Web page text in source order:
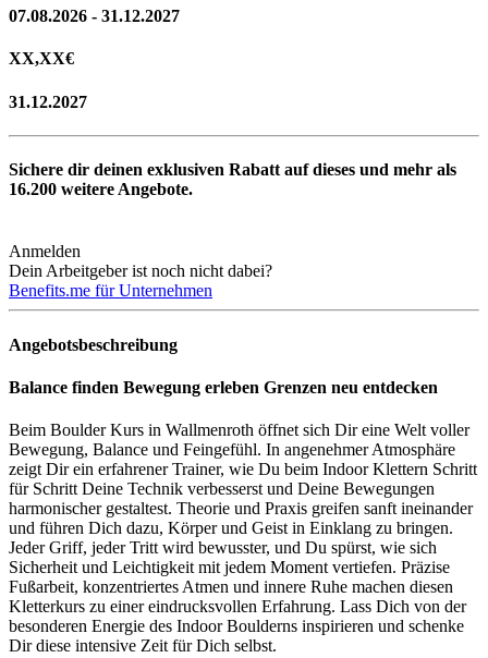
07.08.2026 - 31.12.2027
XX,XX€
31.12.2027
Sichere dir deinen exklusiven Rabatt auf dieses und mehr als
16.200 weitere Angebote.
Anmelden
Dein Arbeitgeber ist noch nicht dabei?
Benefits.me für Unternehmen
Angebotsbeschreibung
Balance finden Bewegung erleben Grenzen neu entdecken
Beim Boulder Kurs in Wallmenroth öffnet sich Dir eine Welt voller
Bewegung, Balance und Feingefühl. In angenehmer Atmosphäre
zeigt Dir ein erfahrener Trainer, wie Du beim Indoor Klettern Schritt
für Schritt Deine Technik verbesserst und Deine Bewegungen
harmonischer gestaltest. Theorie und Praxis greifen sanft ineinander
und führen Dich dazu, Körper und Geist in Einklang zu bringen.
Jeder Griff, jeder Tritt wird bewusster, und Du spürst, wie sich
Sicherheit und Leichtigkeit mit jedem Moment vertiefen. Präzise
Fußarbeit, konzentriertes Atmen und innere Ruhe machen diesen
Kletterkurs zu einer eindrucksvollen Erfahrung. Lass Dich von der
besonderen Energie des Indoor Boulderns inspirieren und schenke
Dir diese intensive Zeit für Dich selbst.